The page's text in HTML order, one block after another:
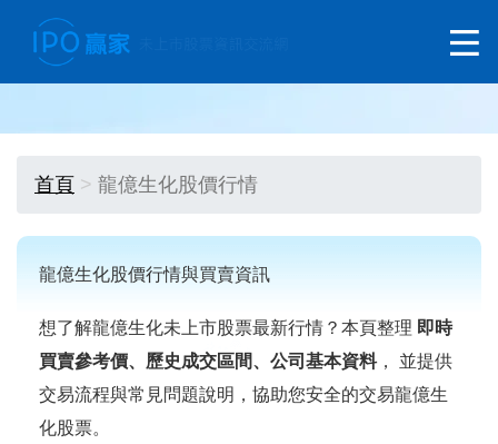
首頁 龍億生化股價行情
龍億生化股價行情與買賣資訊
想了解龍億生化未上市股票最新行情？本頁整理 即時
買賣參考價、歷史成交區間、公司基本資料， 並提供
交易流程與常見問題說明，協助您安全的交易龍億生
化股票。